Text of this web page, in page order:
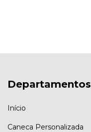
Departamentos
Início
Caneca Personalizada